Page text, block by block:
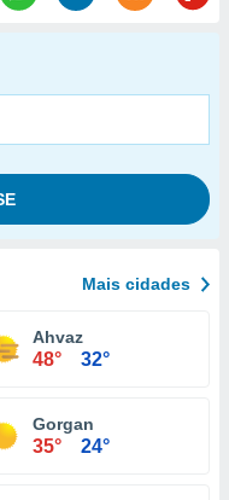
Mais cidades
Ahvaz
48° 32°
Gorgan
35° 24°